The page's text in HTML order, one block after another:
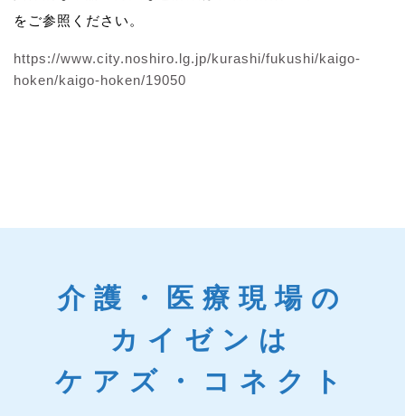
をご参照ください。
https://www.city.noshiro.lg.jp/kurashi/fukushi/kaigo-
hoken/kaigo-hoken/19050
介護・医療現場の
カイゼンは
ケアズ・コネクト